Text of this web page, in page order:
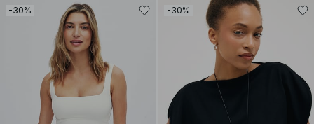
-30% -30%